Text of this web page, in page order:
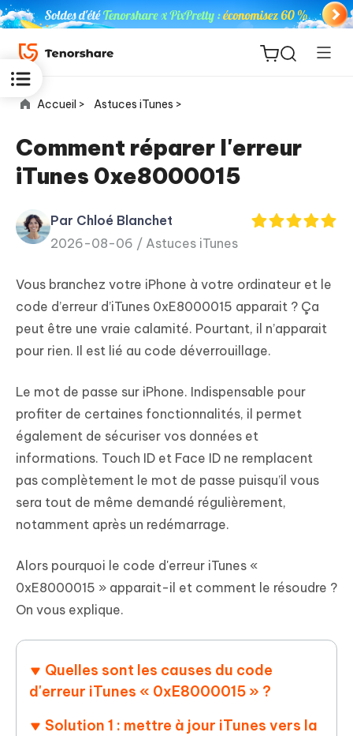
for iOS
PDNob
Editor
iAnyGo
Accueil > Astuces iTunes >
Comment réparer l'erreur
iTunes 0xe8000015
Par Chloé Blanchet
2026-08-06 / Astuces iTunes
Vous branchez votre iPhone à votre ordinateur et le
code d’erreur d’iTunes 0xE8000015 apparait ? Ça
peut être une vraie calamité. Pourtant, il n’apparait
pour rien. Il est lié au code déverrouillage.
Le mot de passe sur iPhone. Indispensable pour
profiter de certaines fonctionnalités, il permet
également de sécuriser vos données et
informations. Touch ID et Face ID ne remplacent
pas complètement le mot de passe puisqu’il vous
sera tout de même demandé régulièrement,
notamment après un redémarrage.
Alors pourquoi le code d'erreur iTunes «
0xE8000015 » apparait-il et comment le résoudre ?
On vous explique.
Quelles sont les causes du code
d'erreur iTunes « 0xE8000015 » ?
Solution 1 : mettre à jour iTunes vers la